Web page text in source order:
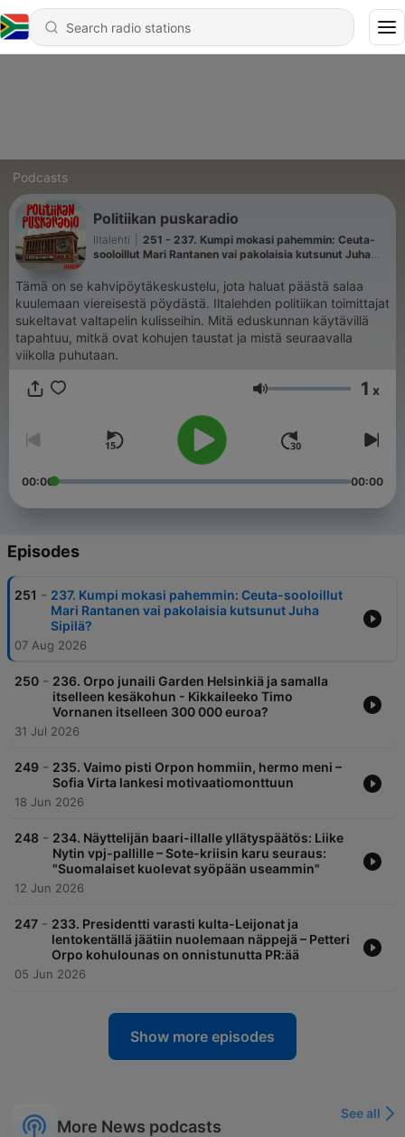
Podcasts
Politiikan puskaradio
Iltalehti
251 - 237. Kumpi mokasi pahemmin: Ceuta-
sooloillut Mari Rantanen vai pakolaisia kutsunut Juha
Tämä on se kahvipöytäkeskustelu, jota haluat päästä salaa
kuulemaan viereisestä pöydästä. Iltalehden politiikan toimittajat
sukeltavat valtapelin kulisseihin. Mitä eduskunnan käytävillä
tapahtuu, mitkä ovat kohujen taustat ja mistä seuraavalla
viikolla puhutaan.
Volume 1 x
00:00 00:00
Episodes
251 - 237. Kumpi mokasi pahemmin: Ceuta-sooloillut
Mari Rantanen vai pakolaisia kutsunut Juha
Sipilä?
07 Aug 2026
250 - 236. Orpo junaili Garden Helsinkiä ja samalla
itselleen kesäkohun - Kikkaileeko Timo
Vornanen itselleen 300 000 euroa?
31 Jul 2026
249 - 235. Vaimo pisti Orpon hommiin, hermo meni –
Sofia Virta lankesi motivaatiomonttuun
18 Jun 2026
248 - 234. Näyttelijän baari-illalle yllätyspäätös: Liike
Nytin vpj-pallille – Sote-kriisin karu seuraus:
"Suomalaiset kuolevat syöpään useammin"
12 Jun 2026
247 - 233. Presidentti varasti kulta-Leijonat ja
lentokentällä jäätiin nuolemaan näppejä – Petteri
Orpo kohulounas on onnistunutta PR:ää
05 Jun 2026
Show more episodes
More News podcasts
See all